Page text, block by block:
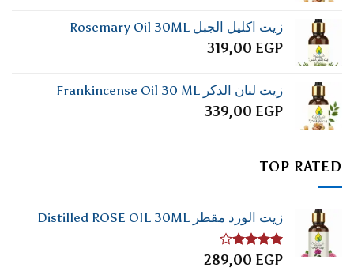
زيت اكليل الجبل Rosemary Oil 30ML
319,00 EGP
زيت لبان الدكر Frankincense Oil 30 ML
339,00 EGP
TOP RATED
زيت الورد مقطر Distilled ROSE OIL 30ML
تم
289,00 EGP